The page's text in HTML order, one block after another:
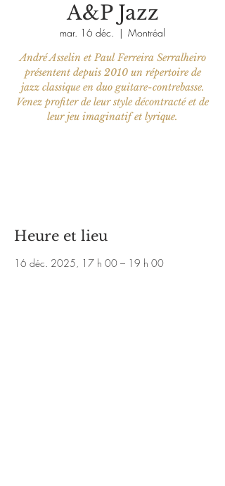
A&P Jazz
mar. 16 déc.
  |
Montréal
André Asselin et Paul Ferreira Serralheiro
présentent depuis 2010 un répertoire de
jazz classique en duo guitare-contrebasse.
Venez profiter de leur style décontracté et de
leur jeu imaginatif et lyrique.
Heure et lieu
16 déc. 2025, 17 h 00 – 19 h 00